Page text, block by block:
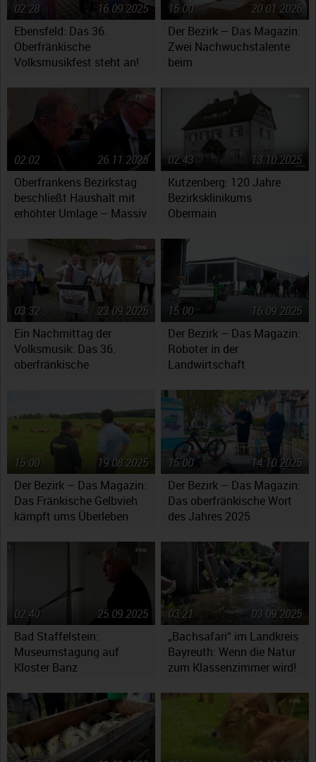
Ebensfeld: Das 36.
Oberfränkische
Volksmusikfest steht an!
16.09.2025
02:28
Der Bezirk – Das Magazin:
Zwei Nachwuchstalente
beim
20.01.2026
15:00
Oberfrankens Bezirkstag
beschließt Haushalt mit
erhöhter Umlage – Massiv
26.11.2025
02:02
Kutzenberg: 120 Jahre
Bezirksklinikums
Obermain
13.10.2025
02:43
Ein Nachmittag der
Volksmusik: Das 36.
oberfränkische
23.09.2025
03:32
Der Bezirk – Das Magazin:
Roboter in der
Landwirtschaft
16.09.2025
15:00
Der Bezirk – Das Magazin:
Das Fränkische Gelbvieh
kämpft ums Überleben
19.08.2025
15:00
Der Bezirk – Das Magazin:
Das oberfränkische Wort
des Jahres 2025
14.10.2025
15:00
Bad Staffelstein:
Museumstagung auf
Kloster Banz
25.09.2025
02:40
„Bachsafari“ im Landkreis
Bayreuth: Wenn die Natur
zum Klassenzimmer wird!
03.09.2025
03:21